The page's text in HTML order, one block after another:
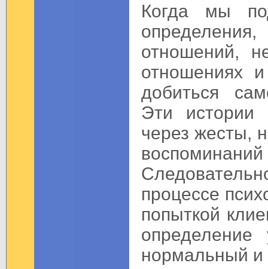
Когда мы
отношений,
отношениях
добиться
Эти истории
через жесты,
процессе
попыткой
нормальный и